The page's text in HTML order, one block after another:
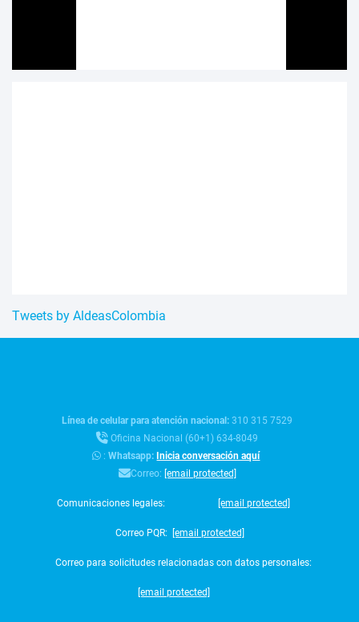
Tweets by AldeasColombia
Línea de celular para atención nacional:310 315 7529
Oficina Nacional (60+1) 634-8049
:Whatsapp: Inicia conversación aquí
Correo: [email protected]
Comunicaciones legales: [email protected]
Correo PQR: [email protected]
Correo para solicitudes relacionadas con datos personales:
[email protected]